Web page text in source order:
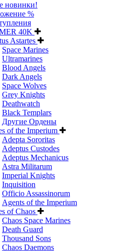
новинки!
%
40K
Astartes
Space Marines
Ultramarines
Blood Angels
Dark Angels
Space Wolves
Grey Knights
Deathwatch
Black Templars
Другие Ордены
of the Imperium
Adepta Sororitas
Adeptus Custodes
Adeptus Mechanicus
Astra Militarum
Imperial Knights
Inquisition
Officio Assassinorum
Agents of the Imperium
of Chaos
Chaos Space Marines
Death Guard
Thousand Sons
Chaos Daemons